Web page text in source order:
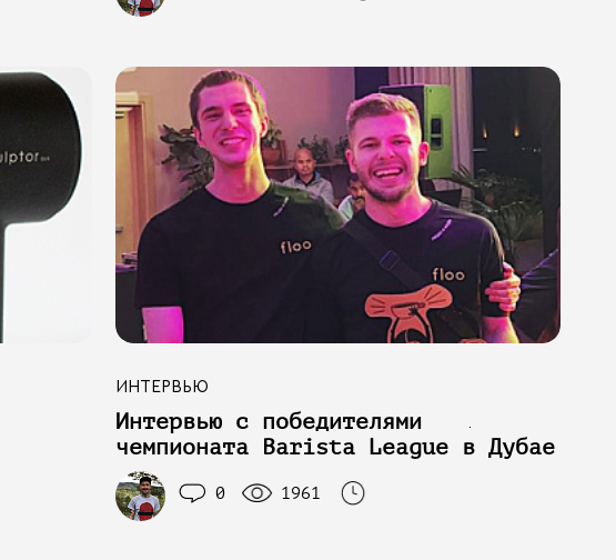
ИНТЕРВЬЮ
Интервью с победителями
чемпионата Barista League в Дубае
0 1961